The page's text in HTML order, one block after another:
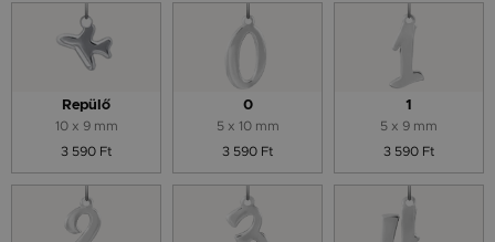
Repülő
10 x 9 mm
3 590 Ft
0
5 x 10 mm
3 590 Ft
1
5 x 9 mm
3 590 Ft